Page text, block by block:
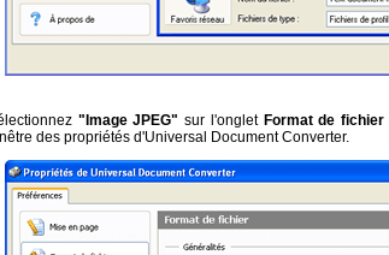
"Image JPEG" sur l'onglet Format de fichier
des propriétés d'Universal Document Converter.